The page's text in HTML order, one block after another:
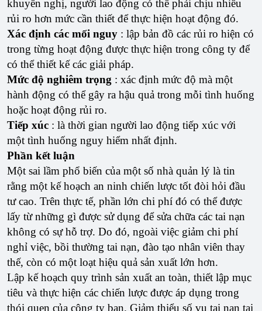
khuyến nghị, người lao động có thể phải chịu nhiều
rủi ro hơn mức cần thiết để thực hiện hoạt động đó.
Xác định các mối nguy : lập bản đồ các rủi ro hiện có
trong từng hoạt động được thực hiện trong công ty để
có thể thiết kế các giải pháp.
Mức độ nghiêm trọng : xác định mức độ mà một
hành động có thể gây ra hậu quả trong mỗi tình huống
hoặc hoạt động rủi ro.
Tiếp xúc : là thời gian người lao động tiếp xúc với
một tình huống nguy hiểm nhất định.
Phần kết luận
Một sai lầm phổ biến của một số nhà quản lý là tin
rằng một kế hoạch an ninh chiến lược tốt đòi hỏi đầu
tư cao. Trên thực tế, phần lớn chi phí đó có thể được
lấy từ những gì được sử dụng để sửa chữa các tai nạn
không có sự hỗ trợ. Do đó, ngoài việc giảm chi phí
nghỉ việc, bồi thường tai nạn, đào tạo nhân viên thay
thế, còn có một loạt hiệu quả sản xuất lớn hơn.
Lập kế hoạch quy trình sản xuất an toàn, thiết lập mục
tiêu và thực hiện các chiến lược được áp dụng trong
thói quen của công ty bạn. Giảm thiểu số vụ tai nạn tại